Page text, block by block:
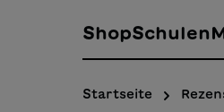
ShopSchulen
Startseite